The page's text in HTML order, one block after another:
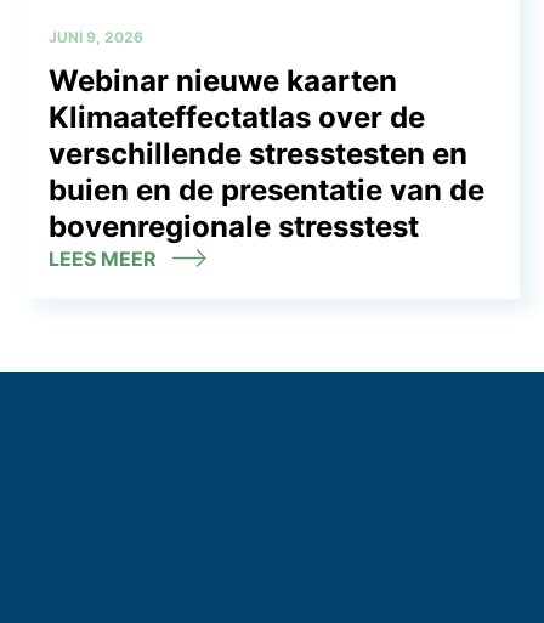
JUNI 9, 2026
Webinar nieuwe kaarten
Klimaateffectatlas over de
verschillende stresstesten en
buien en de presentatie van de
bovenregionale stresstest
LEES MEER